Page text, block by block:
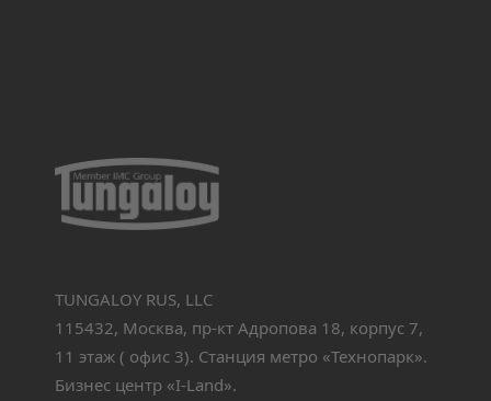
TUNGALOY RUS, LLC
115432, Москва, пр-кт Адропова 18, корпус 7,
11 этаж ( офис 3). Станция метро «Технопарк».
Бизнес центр «I-Land».